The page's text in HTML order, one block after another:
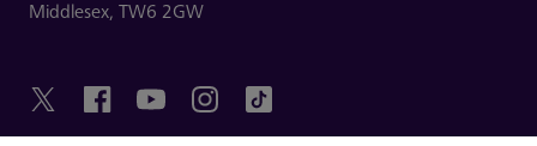
Middlesex, TW6 2GW